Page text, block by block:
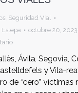
, Seguridad Vial
octubre 20, 2023
Ávila, Segovia,
y Vila-
de “cero” víctimas